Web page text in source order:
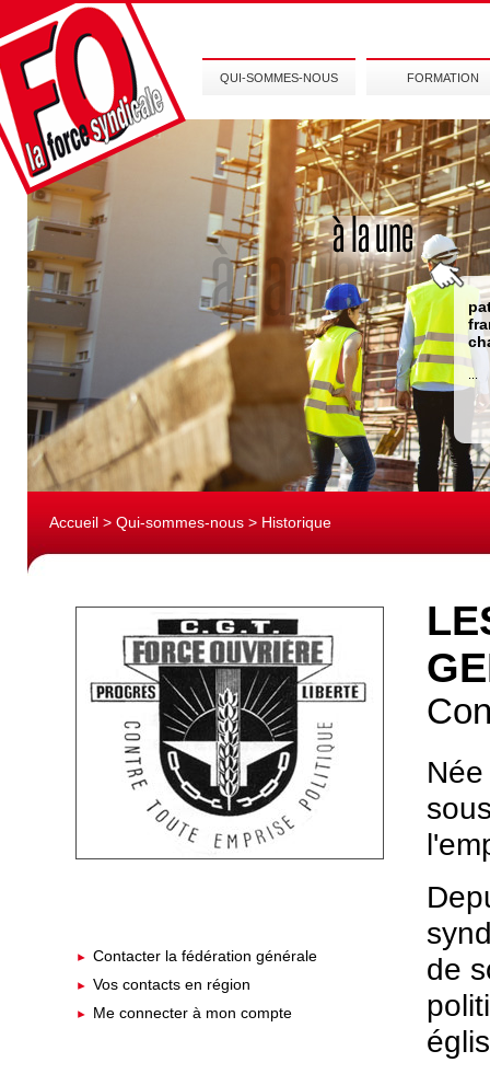
QUI-SOMMES-NOUS FORMATION
...
Accueil > Qui-sommes-nous > Historique
Contacter la fédération générale
Vos contacts en région
Me connecter à mon compte
de